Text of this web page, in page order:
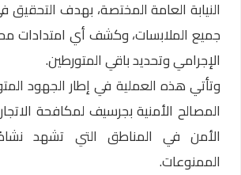
النيابة العامة المختصة، بهدف
جميع الملابسات، وكشف أي امتدادات
الإجرامي وتحديد باقي المتورطين.
وتأتي هذه العملية في إطار الجهود
المصالح الأمنية بجرسيف لمكافحة
الأمن في المناطق التي تشهد
الممنوعات.